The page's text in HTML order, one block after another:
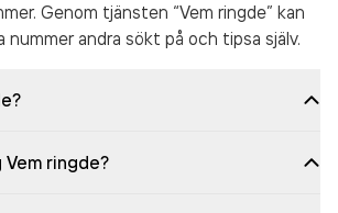
Genom tjänsten “Vem ringde” kan
nummer andra sökt på och tipsa själv.
Vem ringde?